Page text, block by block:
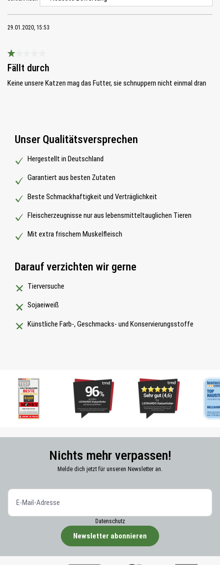
29.01.2020, 15:53
Bewertung mit 1 von 5 Sternen
Fällt durch
Keine unsere Katzen mag das Futter, sie schnuppern nicht einmal dran
Unser Qualitätsversprechen
Hergestellt in Deutschland
Garantiert aus besten Zutaten
Beste Schmackhaftigkeit und Verträglichkeit
Fleischerzeugnisse nur aus lebensmitteltauglichen Tieren
Mit extra frischem Muskelfleisch
Darauf verzichten wir gerne
Tierversuche
Sojaeiweiß
Künstliche Farb-, Geschmacks- und Konservierungsstoffe
Nichts mehr verpassen!
Melde dich jetzt für unseren Newsletter an.
Datenschutz
Newsletter abonnieren